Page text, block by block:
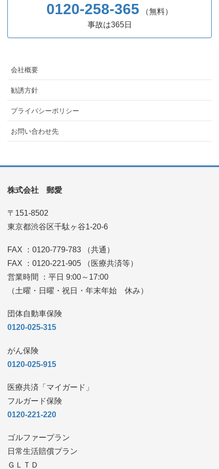
0120-258-365 （無料）
事故は365日
会社概要
勧誘方針
プライバシーポリシー
お問い合わせ先
株式会社 郵愛
〒151-8502
東京都渋谷区千駄ヶ谷1-20-6
FAX ：0120-779-783 （共通）
FAX ：0120-221-905 （医療共済等）
営業時間 ：平日 9:00～17:00
（土曜・日曜・祝日・年末年始 休み）
団体自動車保険
0120-025-315
がん保険
0120-025-915
医療共済「マイガード」
フルガード保険
0120-221-220
ゴルファープラン
日常生活賠償プラン
ＧＬＴＤ